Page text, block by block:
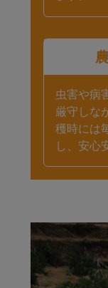
虫害や病
厳守しな
穫時には
し、安心